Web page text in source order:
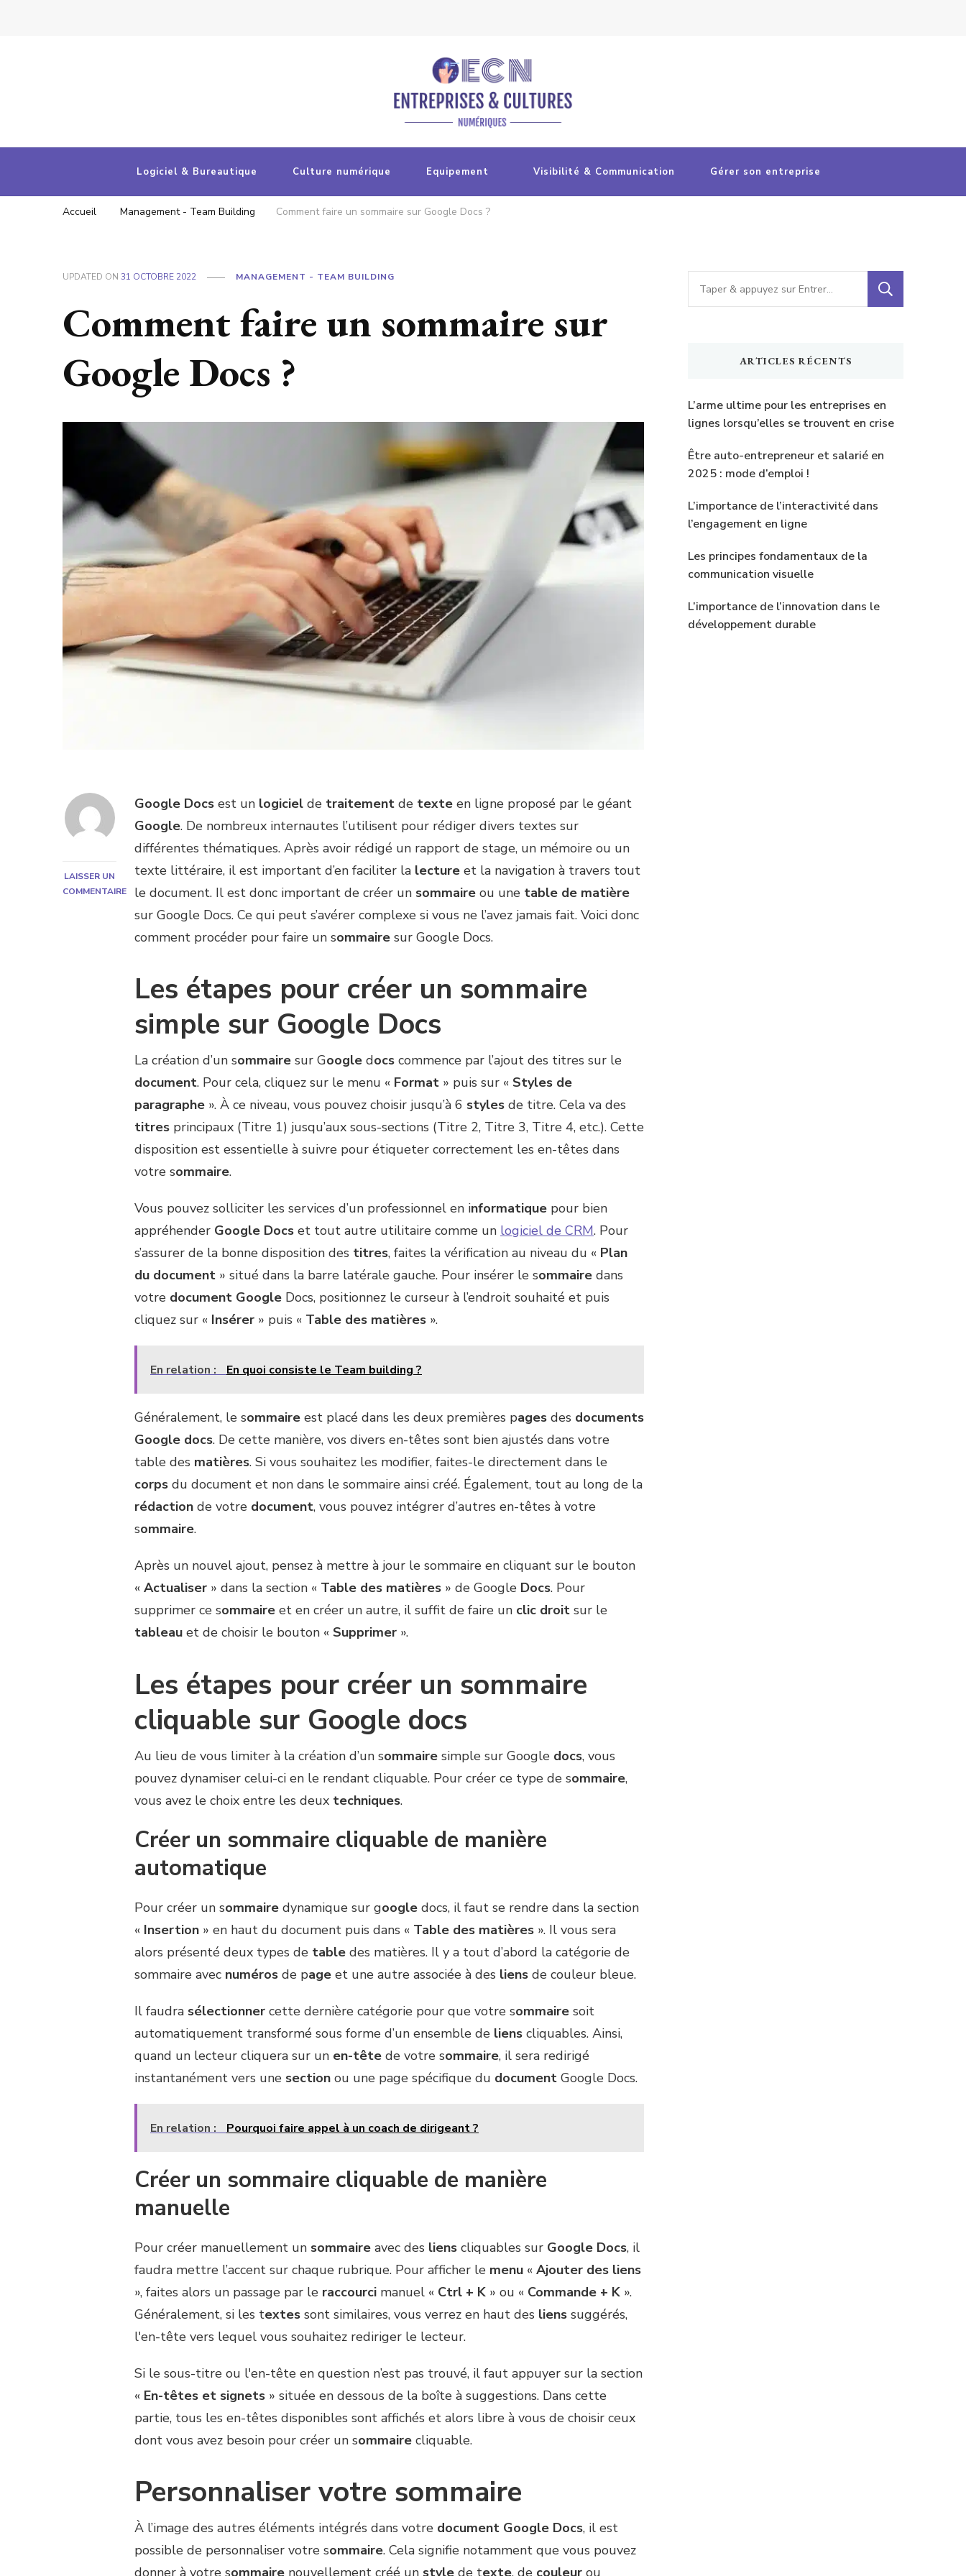
Logiciel & Bureautique Culture numérique Equipement Visibilité & Communication Gérer son entreprise
Accueil Management - Team Building Comment faire un sommaire sur Google Docs ?
UPDATED ON 31 OCTOBRE 2022 MANAGEMENT - TEAM BUILDING
Comment faire un sommaire sur
Google Docs ?
LAISSER UN
COMMENTAIRE
Google Docs est un logiciel de traitement de texte en ligne proposé par le géant
Google. De nombreux internautes l’utilisent pour rédiger divers textes sur
différentes thématiques. Après avoir rédigé un rapport de stage, un mémoire ou un
texte littéraire, il est important d’en faciliter la lecture et la navigation à travers tout
le document. Il est donc important de créer un sommaire ou une table de matière
sur Google Docs. Ce qui peut s’avérer complexe si vous ne l’avez jamais fait. Voici donc
comment procéder pour faire un sommaire sur Google Docs.
Les étapes pour créer un sommaire
simple sur Google Docs
La création d’un sommaire sur Google docs commence par l’ajout des titres sur le
document. Pour cela, cliquez sur le menu « Format » puis sur « Styles de
paragraphe ». À ce niveau, vous pouvez choisir jusqu’à 6 styles de titre. Cela va des
titres principaux (Titre 1) jusqu’aux sous-sections (Titre 2, Titre 3, Titre 4, etc.). Cette
disposition est essentielle à suivre pour étiqueter correctement les en-têtes dans
votre sommaire.
Vous pouvez solliciter les services d’un professionnel en informatique pour bien
appréhender Google Docs et tout autre utilitaire comme un logiciel de CRM. Pour
s’assurer de la bonne disposition des titres, faites la vérification au niveau du « Plan
du document » situé dans la barre latérale gauche. Pour insérer le sommaire dans
votre document Google Docs, positionnez le curseur à l’endroit souhaité et puis
cliquez sur « Insérer » puis « Table des matières ».
En relation : En quoi consiste le Team building ?
Généralement, le sommaire est placé dans les deux premières pages des documents
Google docs. De cette manière, vos divers en-têtes sont bien ajustés dans votre
table des matières. Si vous souhaitez les modifier, faites-le directement dans le
corps du document et non dans le sommaire ainsi créé. Également, tout au long de la
rédaction de votre document, vous pouvez intégrer d’autres en-têtes à votre
sommaire.
Après un nouvel ajout, pensez à mettre à jour le sommaire en cliquant sur le bouton
« Actualiser » dans la section « Table des matières » de Google Docs. Pour
supprimer ce sommaire et en créer un autre, il suffit de faire un clic droit sur le
tableau et de choisir le bouton « Supprimer ».
Les étapes pour créer un sommaire
cliquable sur Google docs
Au lieu de vous limiter à la création d’un sommaire simple sur Google docs, vous
pouvez dynamiser celui-ci en le rendant cliquable. Pour créer ce type de sommaire,
vous avez le choix entre les deux techniques.
Créer un sommaire cliquable de manière
automatique
Pour créer un sommaire dynamique sur google docs, il faut se rendre dans la section
« Insertion » en haut du document puis dans « Table des matières ». Il vous sera
alors présenté deux types de table des matières. Il y a tout d’abord la catégorie de
sommaire avec numéros de page et une autre associée à des liens de couleur bleue.
Il faudra sélectionner cette dernière catégorie pour que votre sommaire soit
automatiquement transformé sous forme d’un ensemble de liens cliquables. Ainsi,
quand un lecteur cliquera sur un en-tête de votre sommaire, il sera redirigé
instantanément vers une section ou une page spécifique du document Google Docs.
En relation : Pourquoi faire appel à un coach de dirigeant ?
Créer un sommaire cliquable de manière
manuelle
Pour créer manuellement un sommaire avec des liens cliquables sur Google Docs, il
faudra mettre l’accent sur chaque rubrique. Pour afficher le menu « Ajouter des liens
», faites alors un passage par le raccourci manuel « Ctrl + K » ou « Commande + K ».
Généralement, si les textes sont similaires, vous verrez en haut des liens suggérés,
l'en-tête vers lequel vous souhaitez rediriger le lecteur.
Si le sous-titre ou l'en-tête en question n’est pas trouvé, il faut appuyer sur la section
« En-têtes et signets » située en dessous de la boîte à suggestions. Dans cette
partie, tous les en-têtes disponibles sont affichés et alors libre à vous de choisir ceux
dont vous avez besoin pour créer un sommaire cliquable.
Personnaliser votre sommaire
À l’image des autres éléments intégrés dans votre document Google Docs, il est
possible de personnaliser votre sommaire. Cela signifie notamment que vous pouvez
Vous
recherchiez
ARTICLES RÉCENTS
L’arme ultime pour les entreprises en
lignes lorsqu’elles se trouvent en crise
Être auto-entrepreneur et salarié en
2025 : mode d’emploi !
L’importance de l’interactivité dans
l’engagement en ligne
Les principes fondamentaux de la
communication visuelle
L’importance de l’innovation dans le
développement durable